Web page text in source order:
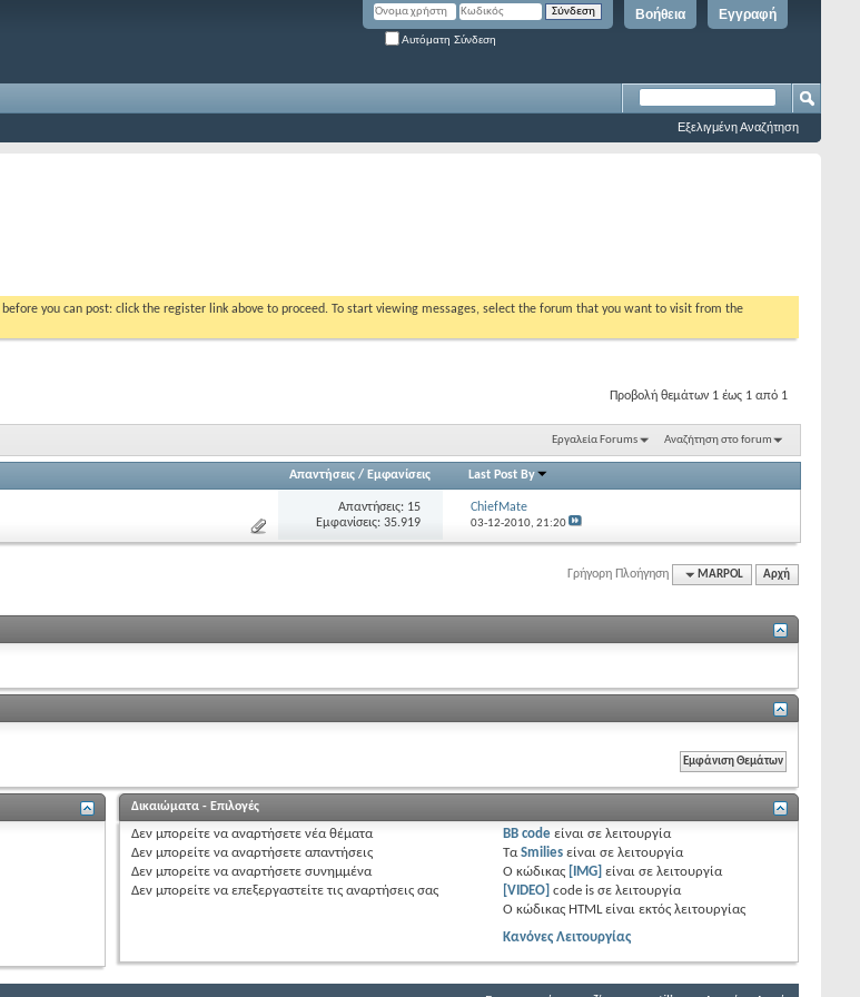
Εγγραφή
Βοήθεια
Αυτόματη Σύνδεση
Εξελιγμένη Αναζήτηση
before you can post: click the register link above to proceed. To start viewing messages, select the forum that you want to visit from the
Προβολή θεμάτων 1 έως 1 από 1
Εργαλεία Forums Αναζήτηση στο forum
Απαντήσεις/ Εμφανίσεις Last Post By
Απαντήσεις: 15
Εμφανίσεις: 35.919
ChiefMate
03-12-2010, 21:20
Γρήγορη Πλοήγηση MARPOL Αρχή
Δικαιώματα - Επιλογές
Δεν μπορείτενα αναρτήσετε νέα θέματα
Δεν μπορείτενα αναρτήσετε απαντήσεις
Δεν μπορείτενα αναρτήσετε συνημμένα
Δεν μπορείτενα επεξεργαστείτετις αναρτήσεις σας
BB code είναισε λειτουργία
ΤαSmilies είναισε λειτουργία
Ο κώδικας [IMG] είναισε λειτουργία
[VIDEO] code isσε λειτουργία
Ο κώδικας HTML είναιεκτός λειτουργίας
Κανόνες Λειτουργίας